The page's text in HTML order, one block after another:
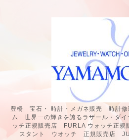
豊橋 宝石・ 時計・メガネ販売 時計
ム 世界一の輝きを誇るラザール・ダ
ッチ正規販売店 FURLA ウォッチ正
スタント ウオッチ 正規販売店